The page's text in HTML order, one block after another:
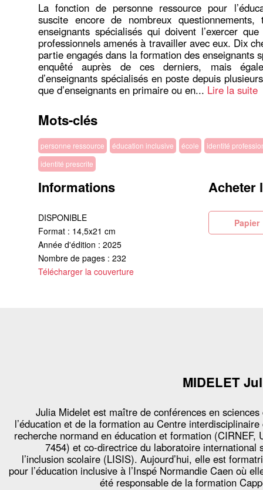
La fonction de personne ressource pour
suscite encore de nombreux
enseignants spécialisés qui doivent l’exercer que
professionnels amenés à travailler avec eux. Dix
partie engagés dans la formation des enseignants
enquêté auprès de ces derniers, mais
d’enseignants spécialisés en poste depuis
que d’enseignants en primaire ou en... Lire la suite
Mots-clés
personne ressource éducation inclusive école
identité
identité prescrite
Informations
DISPONIBLE
Format : 14,5x21 cm
Année d'édition : 2025
Nombre de pages : 232
Télécharger la couverture
Acheter
MIDELET
Julia Midelet est maître de conférences en sciences
l’éducation et de la formation au Centre interdisciplinaire
recherche normand en éducation et formation (CIRNEF,
7454) et co-directrice du laboratoire international
l’inclusion scolaire (LISIS). Aujourd’hui, elle est
pour l’éducation inclusive à l’Inspé Normandie Caen où
été responsable de la formation